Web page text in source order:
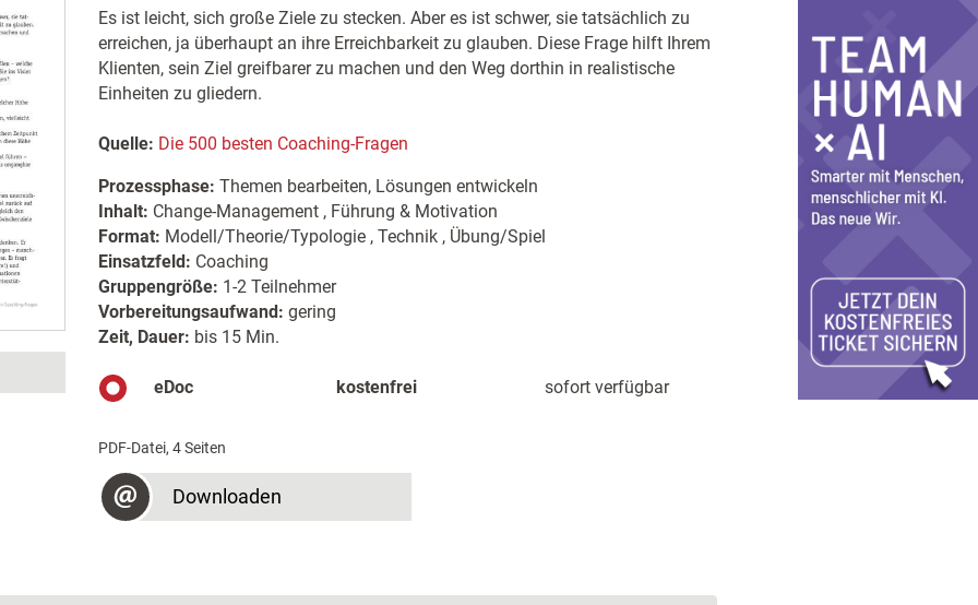
Es ist leicht, sich große Ziele zu stecken. Aber es ist schwer, sie tatsächlich zu
erreichen, ja überhaupt an ihre Erreichbarkeit zu glauben. Diese Frage hilft Ihrem
Klienten, sein Ziel greifbarer zu machen und den Weg dorthin in realistische
Einheiten zu gliedern.
Quelle: Die 500 besten Coaching-Fragen
Prozessphase: Themen bearbeiten, Lösungen entwickeln
Inhalt: Change-Management , Führung & Motivation
Format: Modell/Theorie/Typologie , Technik , Übung/Spiel
Einsatzfeld: Coaching
Gruppengröße: 1-2 Teilnehmer
Vorbereitungsaufwand: gering
Zeit, Dauer: bis 15 Min.
eDoc kostenfrei sofort verfügbar
PDF-Datei, 4 Seiten
Downloaden